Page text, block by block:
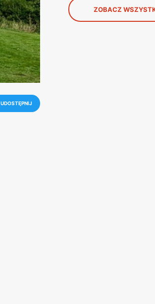
UDOSTĘPNIJ
ZOBACZ